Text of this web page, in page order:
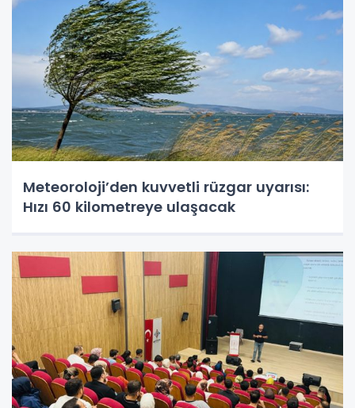
Meteoroloji’den kuvvetli rüzgar uyarısı:
Hızı 60 kilometreye ulaşacak